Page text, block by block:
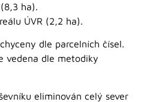
ha).
ÚVR (2,2 ha).
dle parcelních čísel.
vedena dle metodiky
eliminován celý sever